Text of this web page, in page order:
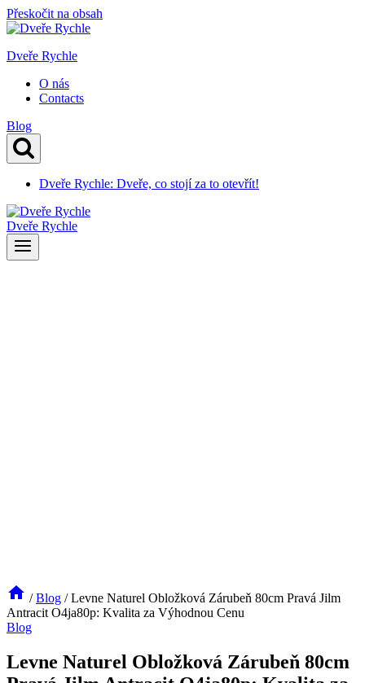
Přeskočit na obsah
Dveře Rychle
O nás
Contacts
Blog
Dveře Rychle: Dveře, co stojí za to otevřít!
Dveře Rychle
/ Blog / Levne Naturel Obložková Zárubeň 80cm Pravá Jilm
Antracit O4ja80p: Kvalita za Výhodnou Cenu
Blog
Levne Naturel Obložková Zárubeň 80cm